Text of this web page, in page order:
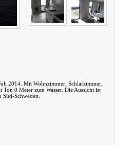
2014. Mit Wohnzimmer, Schlafzimmer,
0 Meter zum Wasser. Die Aussicht ist
Schweden.